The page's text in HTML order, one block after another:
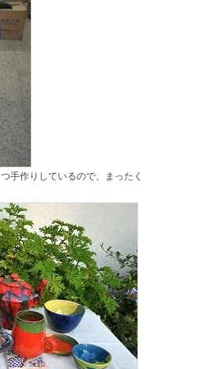
手作りしているので、まったく